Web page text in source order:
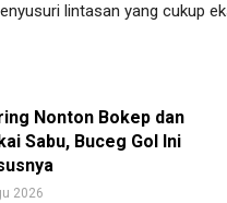
lintasan yang cukup
Nonton Bokep dan
Sabu, Buceg Gol Ini
2026